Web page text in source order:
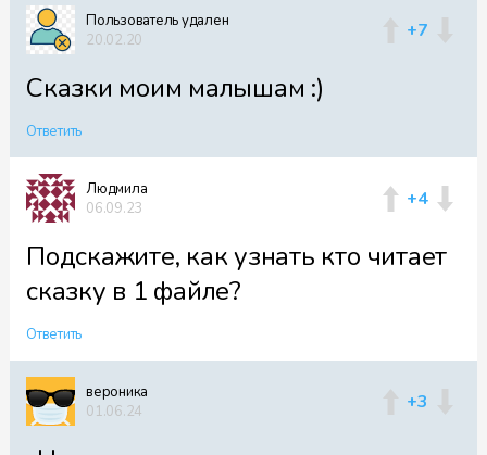
Пользователь удален
20.02.20
+7
Cказки моим малышам :)
Ответить
Людмила
06.09.23
+4
Подскажите, как узнать кто читает
сказку в 1 файле?
Ответить
вероника
01.06.24
+3